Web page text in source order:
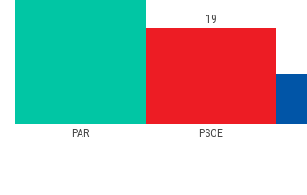
PAR PSOE
19